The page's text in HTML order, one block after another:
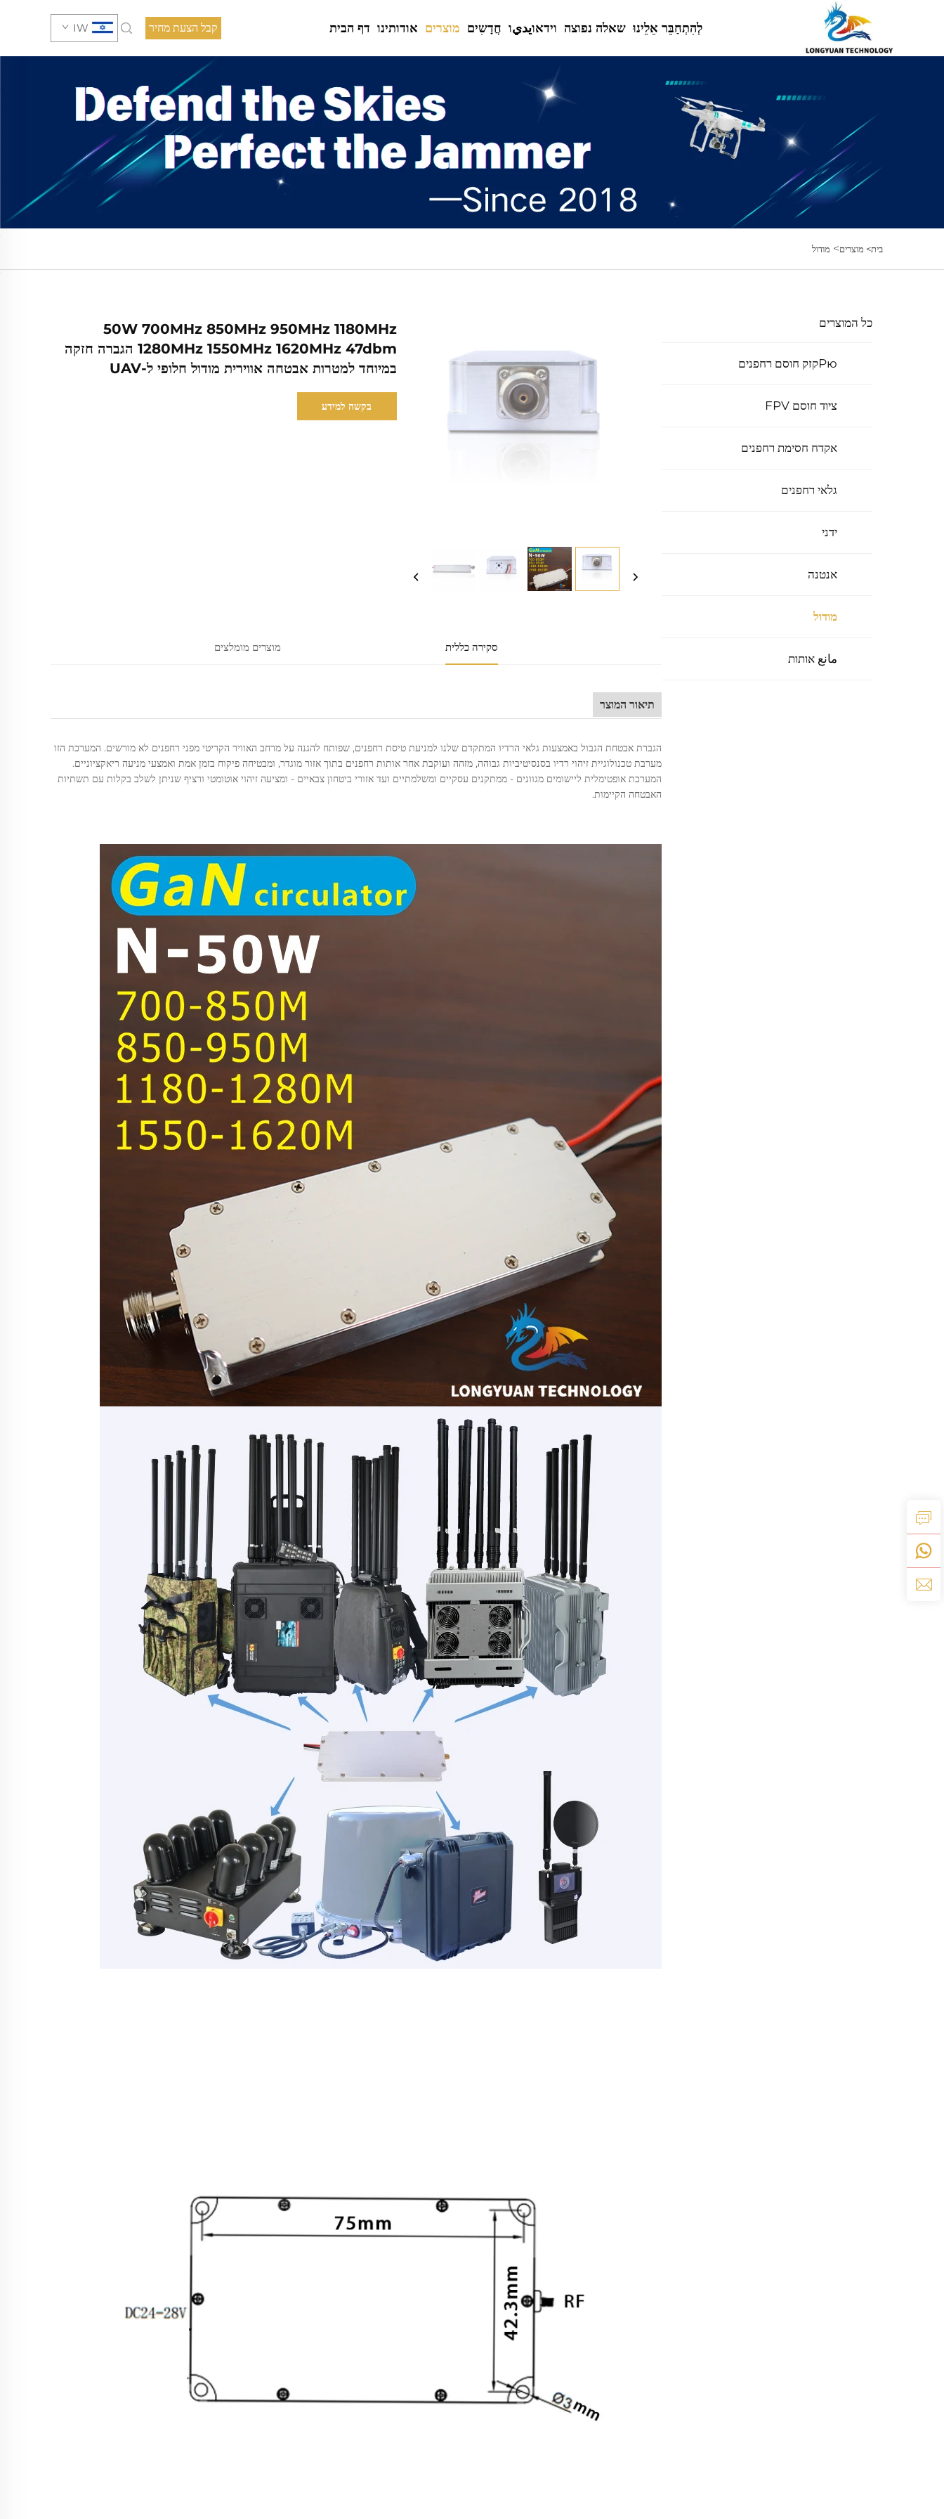
דף הבית אודותינו מוצרים חֲדָשִים וידאוيديו שאלה נפוצה לְהִתְחַבֵּר אֵלֵינוּ קבל הצעת מחיר IW
בית> מוצרים> מודול
כל המוצרים
Рюקזק חוסם רחפנים
ציוד חוסם FPV
אקדח חסימת רחפנים
גלאי רחפנים
ידני
אנטנה
מודול
مانع אותות
50W 700MHz 850MHz 950MHz 1180MHz
1280MHz 1550MHz 1620MHz 47dbm הגברה חזקה
במיוחד למטרות אבטחה אווירית מודול חלופי ל-UAV
בקשה למידע
סקירה כללית מוצרים מומלצים
תיאור המוצר
הגברת אבטחת הגבול באמצעות גלאי הרדיו המתקדם שלנו למניעת טיסת רחפנים, שפותח להגנה על מרחב האוויר הקריטי מפני רחפנים לא מורשים. המערכת הזו
מערבת טכנולוגיית זיהוי רדיו בסנסיטיביות גבוהה, מזהה ועוקבת אחר אותות רחפנים בתוך אזור מוגדר, ומבטיחה פיקוח בזמן אמת ואמצעי מניעה ריאקציוניים.
המערכת אופטימלית ליישומים מגוונים - ממתקנים עסקיים ומשלמתיים ועד אזורי ביטחון צבאיים - ומציעה זיהוי אוטומטי ורציף שניתן לשלב בקלות עם תשתיות
האבטחה הקיימות.